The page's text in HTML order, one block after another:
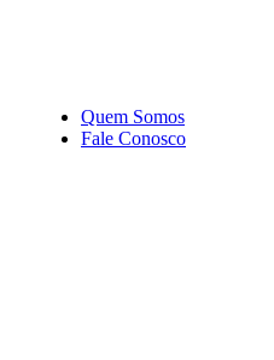
Quem Somos
Fale Conosco